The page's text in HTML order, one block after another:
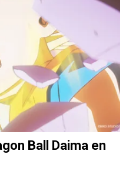
Ball Daima en